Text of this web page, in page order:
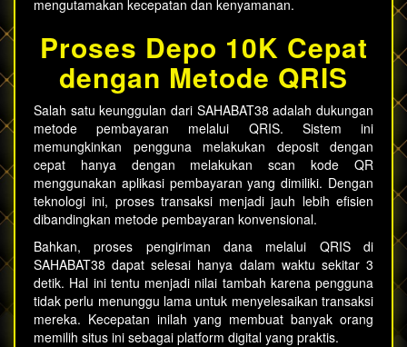
mengutamakan kecepatan dan kenyamanan.
Proses Depo 10K Cepat
dengan Metode QRIS
Salah satu keunggulan dari SAHABAT38 adalah dukungan
metode pembayaran melalui QRIS. Sistem ini
memungkinkan pengguna melakukan deposit dengan
cepat hanya dengan melakukan scan kode QR
menggunakan aplikasi pembayaran yang dimiliki. Dengan
teknologi ini, proses transaksi menjadi jauh lebih efisien
dibandingkan metode pembayaran konvensional.
Bahkan, proses pengiriman dana melalui QRIS di
SAHABAT38 dapat selesai hanya dalam waktu sekitar 3
detik. Hal ini tentu menjadi nilai tambah karena pengguna
tidak perlu menunggu lama untuk menyelesaikan transaksi
mereka. Kecepatan inilah yang membuat banyak orang
memilih situs ini sebagai platform digital yang praktis.